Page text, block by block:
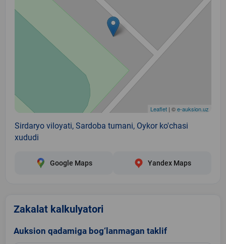
Leaflet | ©e-auksion.uz
Sirdaryo viloyati, Sardoba tumani, Oykor ko'chasi
xududi
Google Maps Yandex Maps
Zakalat kalkulyatori
Auksion qadamiga bog‘lanmagan taklif